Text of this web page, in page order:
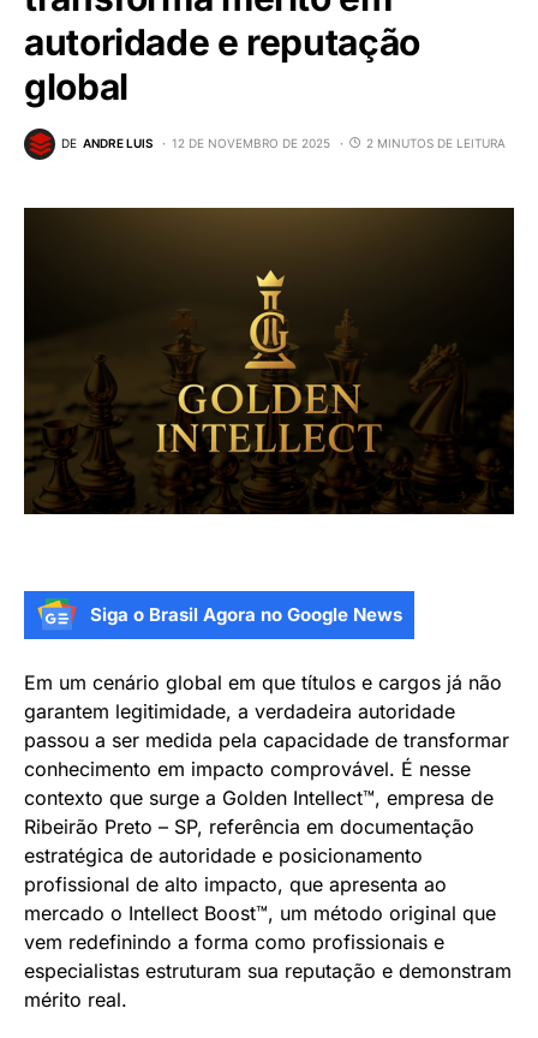
autoridade e reputação
global
DE ANDRE LUIS 12 DE NOVEMBRO DE 2025 2 MINUTOS DE LEITURA
Siga o Brasil Agora no Google News
Em um cenário global em que títulos e cargos já não
garantem legitimidade, a verdadeira autoridade
passou a ser medida pela capacidade de transformar
conhecimento em impacto comprovável. É nesse
contexto que surge a Golden Intellect™, empresa de
Ribeirão Preto – SP, referência em documentação
estratégica de autoridade e posicionamento
profissional de alto impacto, que apresenta ao
mercado o Intellect Boost™, um método original que
vem redefinindo a forma como profissionais e
especialistas estruturam sua reputação e demonstram
mérito real.